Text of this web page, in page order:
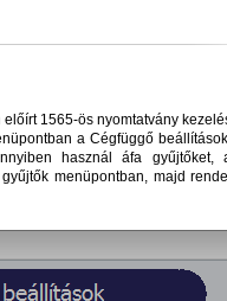
1565-ös nyomtatvány
a Cégfüggő
használ áfa gyűjtőket,
menüpontban, majd